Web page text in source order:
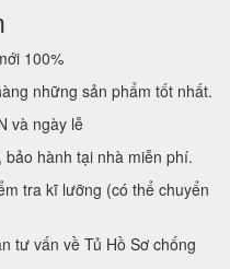
100%
những sản phẩm tốt nhất.
và ngày lễ
hành tại nhà miễn phí.
tra kĩ lưỡng (có thể chuyển
tư vấn về Tủ Hồ Sơ chống